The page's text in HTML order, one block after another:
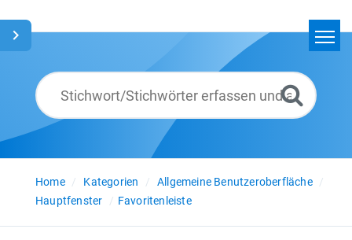
Glossar
Deutsch
Home
Kategorien
Allgemeine Benutzeroberfläche
Hauptfenster
Favoritenleiste